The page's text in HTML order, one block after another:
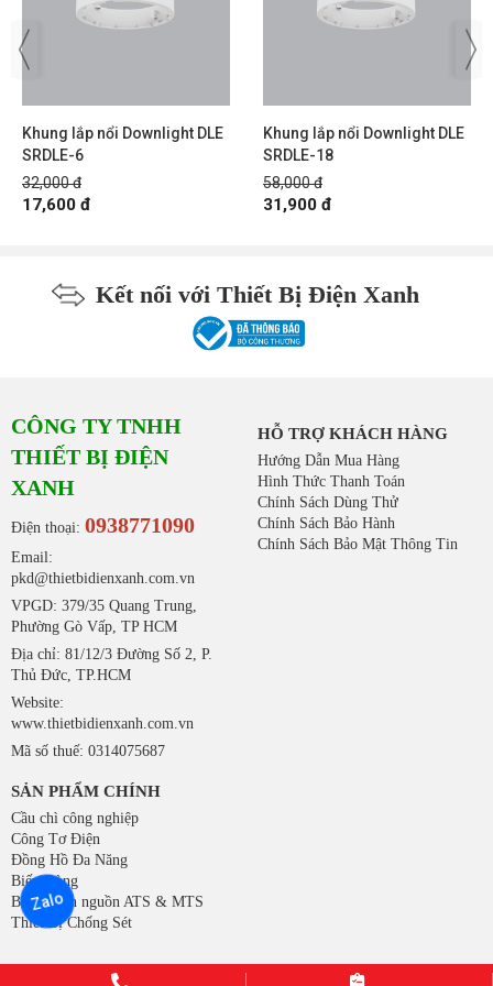
Khung lắp nổi Downlight DLE
SRDLE-6
32,000 đ
17,600 đ
Khung lắp nổi Downlight DLE
SRDLE-18
58,000 đ
31,900 đ
Kết nối với Thiết Bị Điện Xanh
CÔNG TY TNHH
THIẾT BỊ ĐIỆN
XANH
Điện thoại: 0938771090
Email:
pkd@thietbidienxanh.com.vn
VPGD: 379/35 Quang Trung,
Phường Gò Vấp, TP HCM
Địa chỉ: 81/12/3 Đường Số 2, P.
Thủ Đức, TP.HCM
Website:
www.thietbidienxanh.com.vn
Mã số thuế: 0314075687
HỖ TRỢ KHÁCH HÀNG
Hướng Dẫn Mua Hàng
Hình Thức Thanh Toán
Chính Sách Dùng Thử
Chính Sách Bảo Hành
Chính Sách Bảo Mật Thông Tin
SẢN PHẨM CHÍNH
Cầu chì công nghiệp
Công Tơ Điện
Đồng Hồ Đa Năng
Biến Dòng
Bộ chuyển nguồn ATS & MTS
Thiết Bị Chống Sét
Zalo